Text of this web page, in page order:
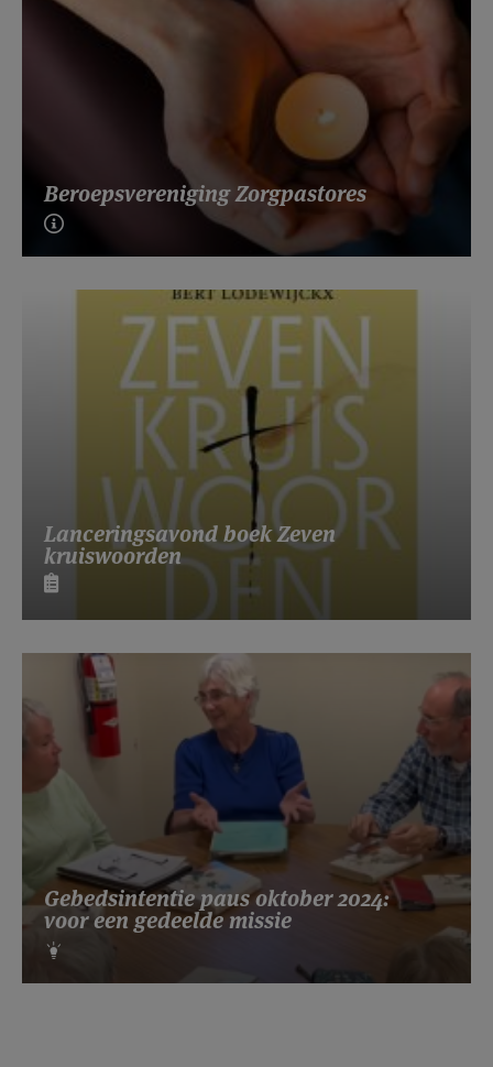
Beroepsvereniging Zorgpastores
Lanceringsavond boek Zeven
kruiswoorden
Gebedsintentie paus oktober 2024:
voor een gedeelde missie